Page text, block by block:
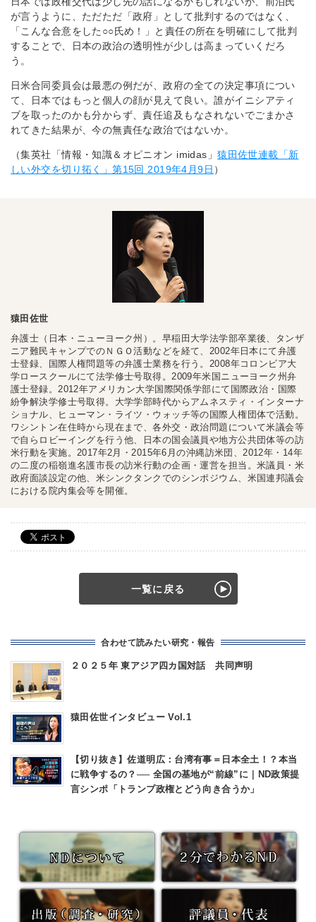
が言うように、ただただ「政府」として批判するのではなく、
「こんな合意をした○○氏め！」と責任の所在を明確にして批判
することで、日本の政治の透明性が少しは高まっていくだろ
う。
日米合同委員会は最悪の例だが、政府の全ての決定事項につい
て、日本ではもっと個人の顔が見えて良い。誰がイニシアティ
ブを取ったのかも分からず、責任追及もなされないでごまかさ
れてきた結果が、今の無責任な政治ではないか。
（集英社「情報・知識＆オピニオン imidas」猿田佐世連載「新
しい外交を切り拓く」第15回 2019年4月9日 ）
猿田佐世
弁護士（日本・ニューヨーク州）。早稲田大学法学部卒業後、タンザ
ニア難民キャンプでのＮＧＯ活動などを経て、2002年日本にて弁護
士登録、国際人権問題等の弁護士業務を行う。2008年コロンビア大
学ロースクールにて法学修士号取得。2009年米国ニューヨーク州弁
護士登録。2012年アメリカン大学国際関係学部にて国際政治・国際
紛争解決学修士号取得。大学学部時代からアムネスティ・インターナ
ショナル、ヒューマン・ライツ・ウォッチ等の国際人権団体で活動。
ワシントン在住時から現在まで、各外交・政治問題について米議会等
で自らロビーイングを行う他、日本の国会議員や地方公共団体等の訪
米行動を実施。2017年2月・2015年6月の沖縄訪米団、2012年・14年
の二度の稲嶺進名護市長の訪米行動の企画・運営を担当。米議員・米
政府面談設定の他、米シンクタンクでのシンポジウム、米国連邦議会
における院内集会等を開催。
一覧に戻る
合わせて読みたい研究・報告
２０２５年 東アジア四カ国対話 共同声明
猿田佐世インタビュー Vol.1
【切り抜き】佐道明広：台湾有事＝日本全土！？本当
に戦争するの？── 全国の基地が“前線”に｜ND政策提
言シンポ「トランプ政権とどう向き合うか」